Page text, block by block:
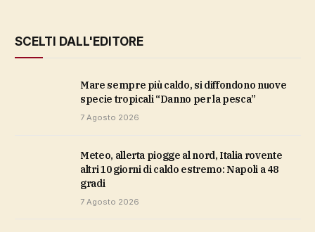
SCELTI DALL'EDITORE
Mare sempre più caldo, si diffondono nuove
specie tropicali “Danno per la pesca”
7 Agosto 2026
Meteo, allerta piogge al nord, Italia rovente
altri 10 giorni di caldo estremo: Napoli a 48
gradi
7 Agosto 2026